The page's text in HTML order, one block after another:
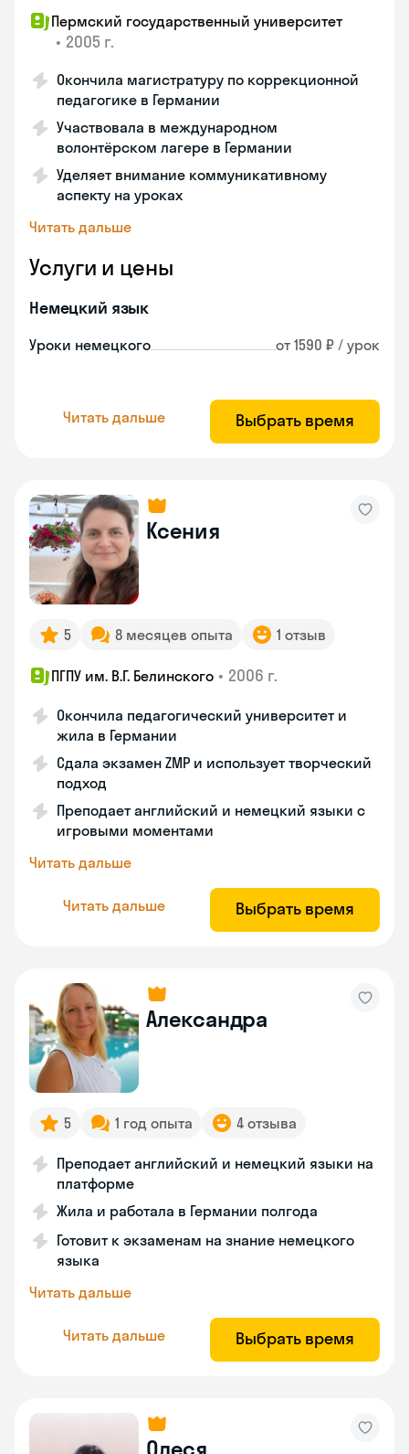
Пермский государственный университет
• 2005 г.
Окончила магистратуру по коррекционной
педагогике в Германии
Участвовала в международном
волонтёрском лагере в Германии
Уделяет внимание коммуникативному
аспекту на уроках
Читать дальше
Услуги и цены
Немецкий язык
Уроки немецкого от 1590 ₽ / урок
Читать дальше Выбрать время
Ксения
5 8 месяцев опыта 1 отзыв
ПГПУ им. В.Г. Белинского • 2006 г.
Окончила педагогический университет и
жила в Германии
Сдала экзамен ZMP и использует творческий
подход
Преподает английский и немецкий языки с
игровыми моментами
Читать дальше
Читать дальше Выбрать время
Александра
5 1 год опыта 4 отзыва
Преподает английский и немецкий языки на
платформе
Жила и работала в Германии полгода
Готовит к экзаменам на знание немецкого
языка
Читать дальше
Читать дальше Выбрать время
Олеся